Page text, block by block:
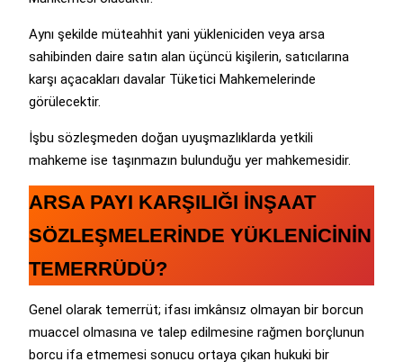
Aynı şekilde müteahhit yani yükleniciden veya arsa
sahibinden daire satın alan üçüncü kişilerin, satıcılarına
karşı açacakları davalar Tüketici Mahkemelerinde
görülecektir.
İşbu sözleşmeden doğan uyuşmazlıklarda yetkili
mahkeme ise taşınmazın bulunduğu yer mahkemesidir.
ARSA PAYI KARŞILIĞI İNŞAAT
SÖZLEŞMELERİNDE YÜKLENİCİNİN
TEMERRÜDÜ?
Genel olarak temerrüt; ifası imkânsız olmayan bir borcun
muaccel olmasına ve talep edilmesine rağmen borçlunun
borcu ifa etmemesi sonucu ortaya çıkan hukuki bir